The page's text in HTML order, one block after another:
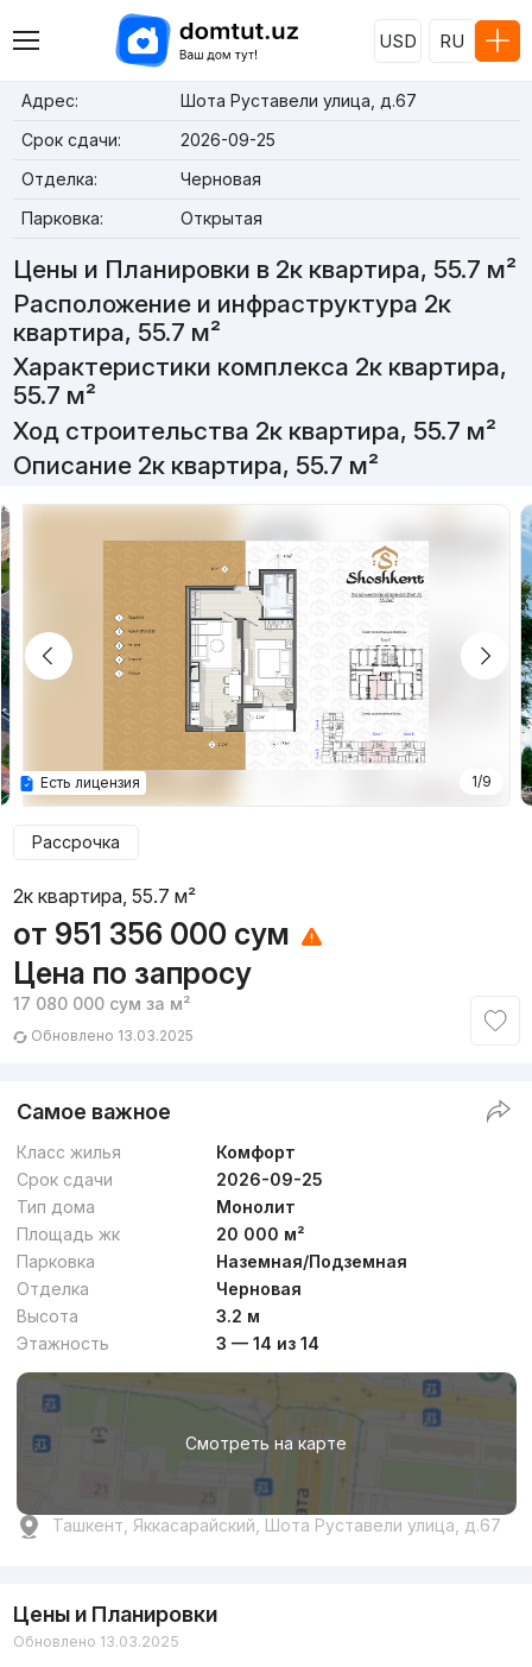
USD RU
Адрес:
Шота Руставели улица, д.67
Срок сдачи:
2026-09-25
Отделка:
Черновая
Парковка:
Открытая
Цены и Планировки в 2к квартира, 55.7 м²
Расположение и инфраструктура 2к
квартира, 55.7 м²
Характеристики комплекса 2к квартира,
55.7 м²
Ход строительства 2к квартира, 55.7 м²
Описание 2к квартира, 55.7 м²
1/9
Есть лицензия
Рассрочка
2к квартира, 55.7 м²
от 951 356 000 сум
Цена по запросу
17 080 000 сум за м²
Обновлено 13.03.2025
Самое важное
Класс жилья
Комфорт
Срок сдачи
2026-09-25
Тип дома
Монолит
Площадь жк
20 000 м²
Парковка
Наземная/Подземная
Отделка
Черновая
Высота
3.2 м
Этажность
3 — 14 из 14
Смотреть на карте
Ташкент, Яккасарайский, Шота Руставели улица, д.67
Цены и Планировки
Обновлено 13.03.2025